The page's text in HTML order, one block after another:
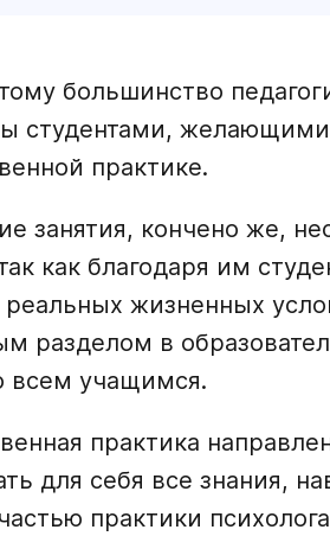
большинство
студентами, желающими
практике.
занятия, кончено же,
как благодаря им
реальных жизненных
разделом в
всем учащимся.
практика
для себя все знания,
практики